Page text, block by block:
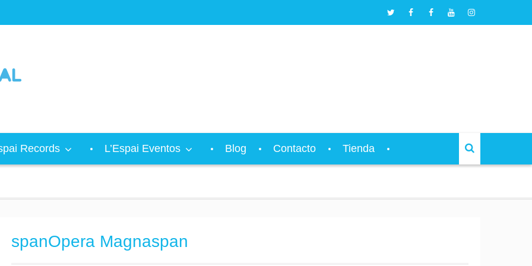
TwitterFacebookFacebook
YoutubeInstagram
Records L’Espai Eventos Blog Contacto Tienda
spanOpera Magnaspan